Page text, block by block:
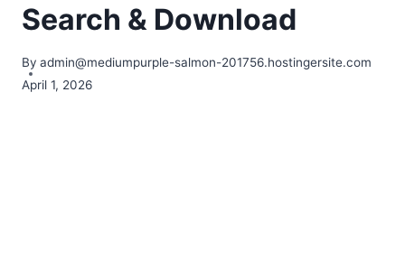
Search & Download
By admin@mediumpurple-salmon-201756.hostingersite.com
April 1, 2026